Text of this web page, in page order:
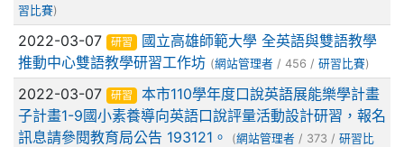
習比賽)
2022-03-07 研習
國立高雄師範大學 全英語與雙語教學
推動中心雙語教學研習工作坊 (網站管理者 / 456 / 研習比賽)
2022-03-07 研習
本市110學年度口說英語展能樂學計畫
子計畫1-9國小素養導向英語口說評量活動設計研習，報名
訊息請參閱教育局公告 193121。
(網站管理者 / 373 / 研習比